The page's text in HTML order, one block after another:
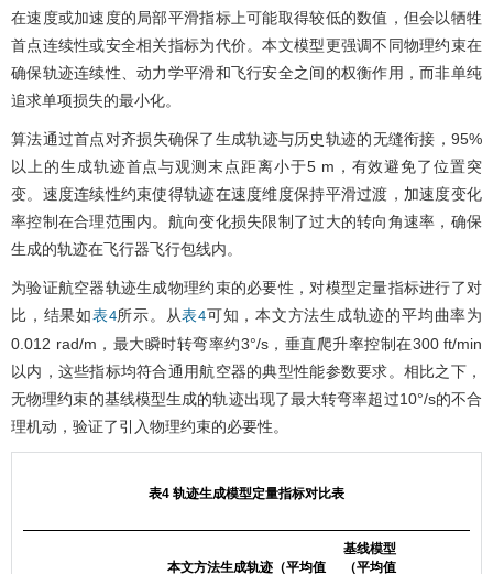
在速度或加速度的局部平滑指标上可能取得较低的数值，但会以牺牲
首点连续性或安全相关指标为代价。本文模型更强调不同物理约束在
确保轨迹连续性、动力学平滑和飞行安全之间的权衡作用，而非单纯
追求单项损失的最小化。
算法通过首点对齐损失确保了生成轨迹与历史轨迹的无缝衔接，95%
以上的生成轨迹首点与观测末点距离小于5 m，有效避免了位置突
变。速度连续性约束使得轨迹在速度维度保持平滑过渡，加速度变化
率控制在合理范围内。航向变化损失限制了过大的转向角速率，确保
生成的轨迹在飞行器飞行包线内。
为验证航空器轨迹生成物理约束的必要性，对模型定量指标进行了对
比，结果如表4所示。从表4可知，本文方法生成轨迹的平均曲率为
0.012 rad/m，最大瞬时转弯率约3°/s，垂直爬升率控制在300 ft/min
以内，这些指标均符合通用航空器的典型性能参数要求。相比之下，
无物理约束的基线模型生成的轨迹出现了最大转弯率超过10°/s的不合
理机动，验证了引入物理约束的必要性。
表4 轨迹生成模型定量指标对比表
本文方法生成轨迹（平均值
基线模型
（平均值